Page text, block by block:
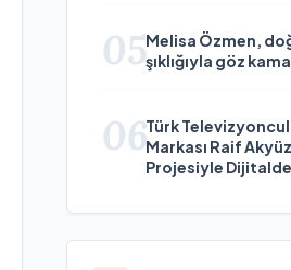
05Melisa Özmen,
şıklığıyla göz
06Türk
Markası Raif
Projesiyle Dijitalde